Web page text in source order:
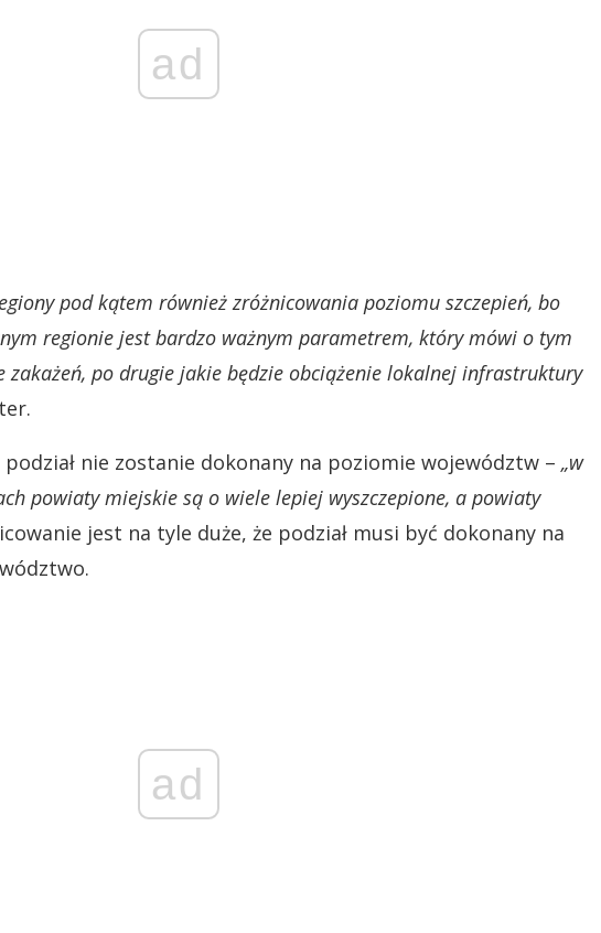
ad
pod kątem również zróżnicowania poziomu szczepień, bo
regionie jest bardzo ważnym parametrem, który mówi o tym
zakażeń, po drugie jakie będzie obciążenie lokalnej infrastruktury
podział nie zostanie dokonany na poziomie województw – „w
powiaty miejskie są o wiele lepiej wyszczepione, a powiaty
jest na tyle duże, że podział musi być dokonany na
ad